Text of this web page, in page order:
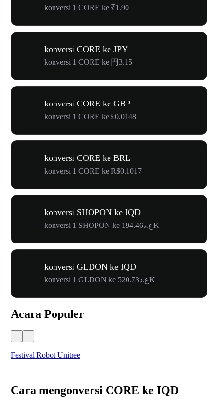
konversi 1 CORE ke ₹1.90
konversi CORE ke JPY
konversi 1 CORE ke 円3.15
konversi CORE ke GBP
konversi 1 CORE ke £0.0148
konversi CORE ke BRL
konversi 1 CORE ke R$0.1017
konversi SHOPON ke IQD
konversi 1 SHOPON ke ع.د194.46K
konversi GLDON ke IQD
konversi 1 GLDON ke ع.د520.73K
Acara Populer
Festival Robot Unitree
Cara mengonversi CORE ke IQD